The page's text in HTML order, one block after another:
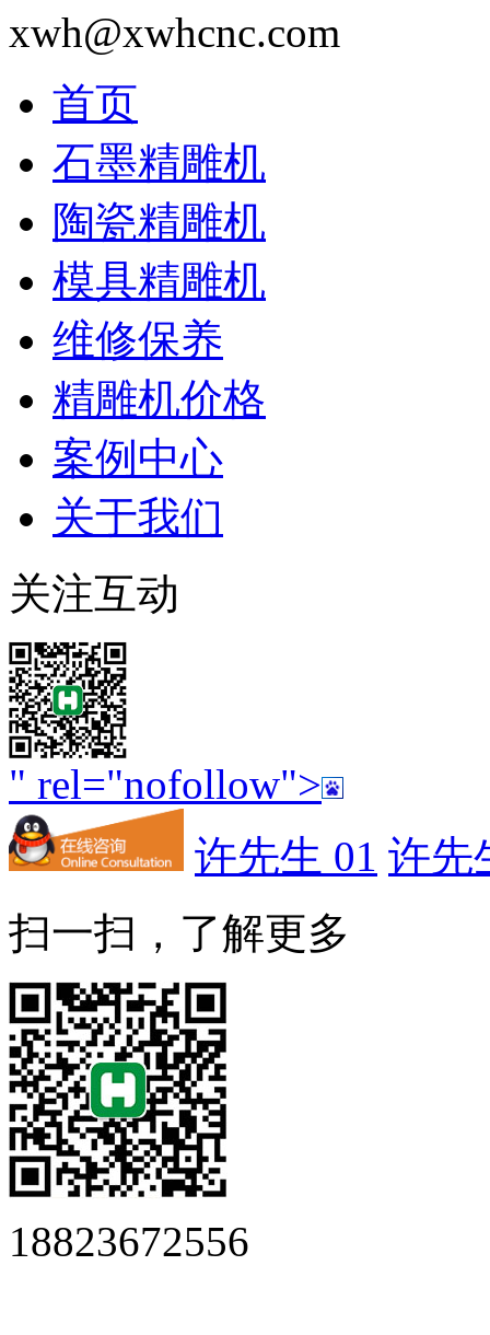
xwh@xwhcnc.com
首页
石墨精雕机
陶瓷精雕机
模具精雕机
维修保养
精雕机价格
案例中心
关于我们
关注互动
" rel="nofollow">
许先生 01 许先
扫一扫，了解更多
18823672556